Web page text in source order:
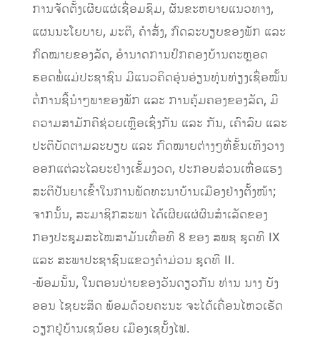
ການຈັດຕັ້ງເຜີຍແຜ່ເຊື່ອມຊຶມ, ຜັນຂະຫຍາຍແນວທາງ,
ແຜນນະໂຍບາຍ, ມະຕິ, ຄໍາສັ່ງ, ກົດລະບຽບຂອງພັກ ແລະ
ກົດໝາຍຂອງລັດ, ອຳນາດການປົກຄອງບ້ານຕະຫຼອດ
ຮອດພໍ່ແມ່ປະຊາຊົນ ມີແນວຄິດອຸ່ນອ່ຽນທຸ່ນທ່ຽງເຊື່ອໝັ້ນ
ຕໍ່ການຊີ້ນຳໆພາຂອງພັກ ແລະ ການຄຸ້ມຄອງຂອງລັດ, ມີ
ຄວາມສາມັກຄີຊ່ວຍເຫຼືອເຊິ່ງກັນ ແລະ ກັນ, ເຄົາລົບ ແລະ
ປະຕິບັດຕາມລະບຽບ ແລະ ກົດໝາຍຕ່າງໆທີ່ຂັ້ນເທິງວາງ
ອອກແຕ່ລະໄລຍະຢ່າງເຂັ້ມງວດ, ປະກອບສ່ວນເຫື່ອແຮງ
ສະຕິປັນຍາເຂົ້າໃນການພັດທະນາບ້ານເມືອງຢ່າງຕັ້ງໜ້າ;
ຈາກນັ້ນ, ສະມາຊິກສະພາ ໄດ້ເຜີຍແຜ່ຜົນສໍາເລັດຂອງ
ກອງປະຊຸມສະໄໝສາມັນເທື່ອທີ 8 ຂອງ ສພຊ ຊຸດທີ IX
ແລະ ສະພາປະຊາຊົນແຂວງຄໍາມ່ວນ ຊຸດທີ II.
-ພ້ອມນັ້ນ, ໃນຕອນບ່າຍຂອງວັນດຽວກັນ ທ່ານ ນາງ ບັງ
ອອນ ໄຊຍະສິດ ພ້ອມດ້ວຍຄະນະ ຈະໄດ້ເຄື່ອນໄຫວເຮັດ
ວຽກຢູ່ບ້ານເຊນ້ອຍ ເມືອງເຊບັ້ງໄຟ.